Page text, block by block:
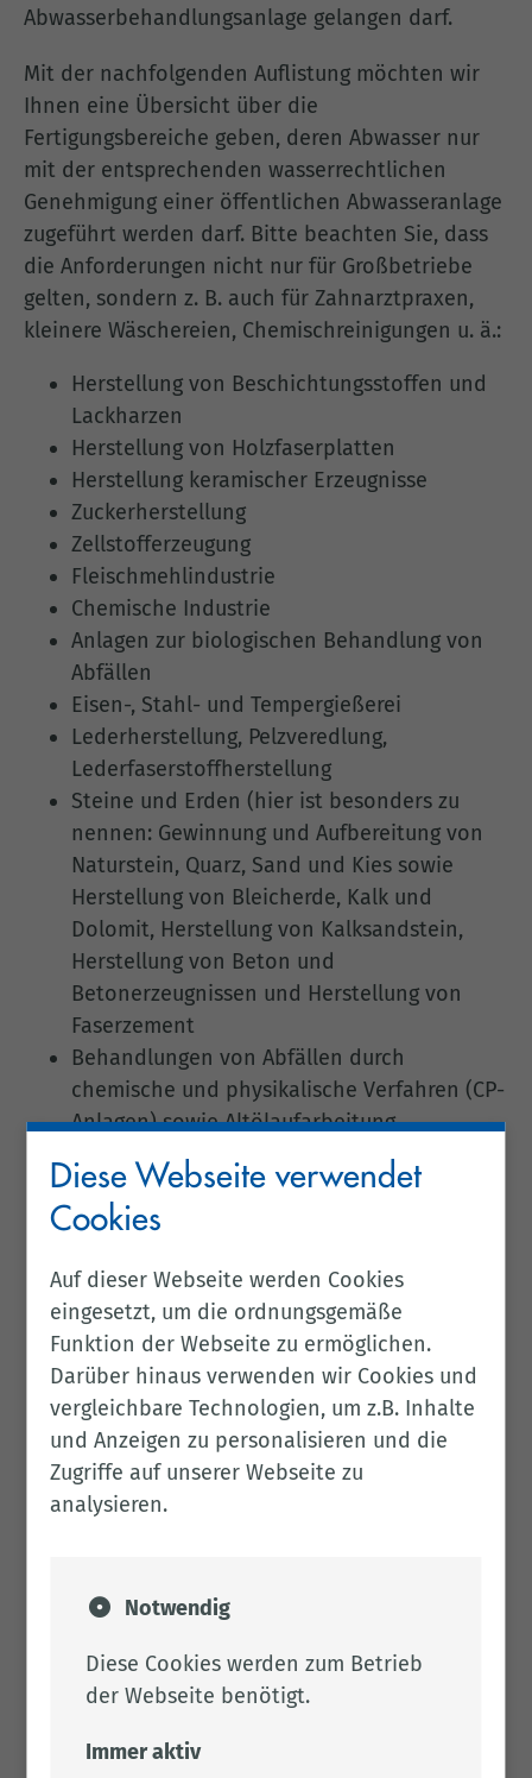
Abwasserbehandlungsanlage gelangen darf.
Mit der nachfolgenden Auflistung möchten wir
Ihnen eine Übersicht über die
Fertigungsbereiche geben, deren Abwasser nur
mit der entsprechenden wasserrechtlichen
Genehmigung einer öffentlichen Abwasseranlage
zugeführt werden darf. Bitte beachten Sie, dass
die Anforderungen nicht nur für Großbetriebe
gelten, sondern z. B. auch für Zahnarztpraxen,
kleinere Wäschereien, Chemischreinigungen u. ä.:
Herstellung von Beschichtungsstoffen und
Lackharzen
Herstellung von Holzfaserplatten
Herstellung keramischer Erzeugnisse
Zuckerherstellung
Zellstofferzeugung
Fleischmehlindustrie
Chemische Industrie
Anlagen zur biologischen Behandlung von
Abfällen
Eisen-, Stahl- und Tempergießerei
Lederherstellung, Pelzveredlung,
Lederfaserstoffherstellung
Steine und Erden (hier ist besonders zu
nennen: Gewinnung und Aufbereitung von
Naturstein, Quarz, Sand und Kies sowie
Herstellung von Bleicherde, Kalk und
Dolomit, Herstellung von Kalksandstein,
Herstellung von Beton und
Betonerzeugnissen und Herstellung von
Faserzement
Behandlungen von Abfällen durch
chemische und physikalische Verfahren (CP-
Anlagen) sowie Altölaufarbeitung
Herstellung von Papier und Pappe
Eisen- und Stahlerzeugung (hier wird
insbesondere auf die kontinuierliche
Halbfertigerzeugnissen aus Stahl)
Wasseraufbereitung, Kühlsysteme,
Dampferzeugung
Verarbeitung von Kautschuk und Latizes,
Herstellung und Verarbeitung von Gummi
Wäsche von Abgasen aus der Verbrennung
von Abfällen
Herstellung von Kohlenwasserstoffen
Lithopone, Zinksulfidpigmente und gefälltes
Eisenoxidpigmente, Chromoxidpigmente,
Mischphasenpigmente, Pigment- und
Textilherstellung, Textilveredlung
Diese Webseite verwendet
Cookies
Auf dieser Webseite werden Cookies
eingesetzt, um die ordnungsgemäße
Funktion der Webseite zu ermöglichen.
Darüber hinaus verwenden wir Cookies und
vergleichbare Technologien, um z.B. Inhalte
und Anzeigen zu personalisieren und die
Zugriffe auf unserer Webseite zu
analysieren.
Notwendig
Diese Cookies werden zum Betrieb
der Webseite benötigt.
Immer aktiv